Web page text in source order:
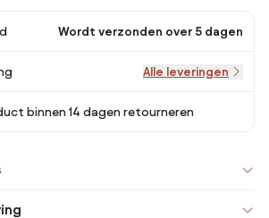
Wordt verzonden over 5 dagen
Alle leveringen
binnen 14 dagen retourneren